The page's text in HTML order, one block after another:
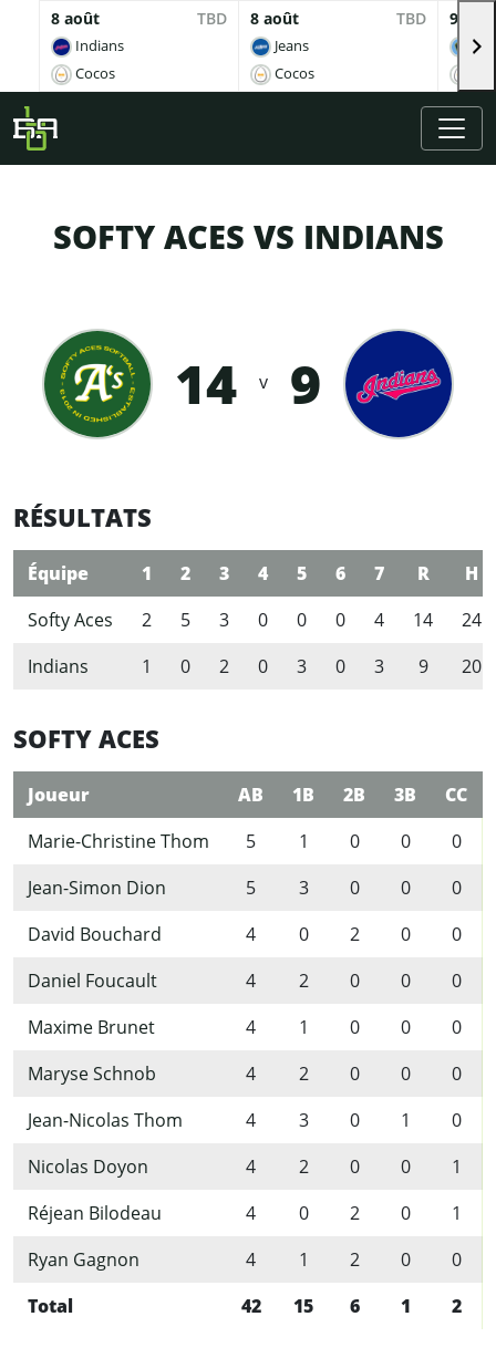
8 août TBD
Indians
Cocos
8 août TBD
Jeans
Cocos
9
Skip to main content
SOFTY ACES VS INDIANS
14 v 9
RÉSULTATS
Équipe 1 2 3 4 5 6 7 R
H
Softy Aces
2 5 3 0 0 0 4 14
24
Indians
1 0 2 0 3 0 3 9 20
SOFTY ACES
Joueur AB 1B 2B 3B
CC
Marie-Christine Thom
5 1 0 0
0
Jean-Simon Dion
5 3 0 0
0
David Bouchard
4 0 2 0
0
Daniel Foucault
4 2 0 0
0
Maxime Brunet
4 1 0 0
0
Maryse Schnob
4 2 0 0
0
Jean-Nicolas Thom
4 3 0 1
0
Nicolas Doyon
4 2 0 0
1
Réjean Bilodeau
4 0 2 0
1
Ryan Gagnon
4 1 2 0
0
Total
42 15 6 1 2